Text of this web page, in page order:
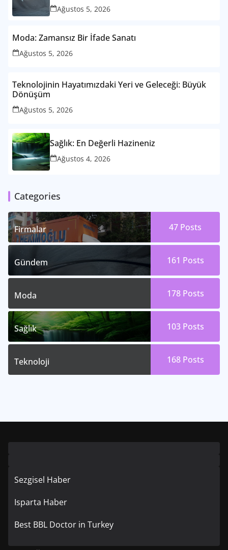
Ağustos 5, 2026
Moda: Zamansız Bir İfade Sanatı
Ağustos 5, 2026
Teknolojinin Hayatımızdaki Yeri ve Geleceği: Büyük
Dönüşüm
Ağustos 5, 2026
Sağlık: En Değerli Hazineniz
Ağustos 4, 2026
Categories
Firmalar 47 Posts
Gündem 161 Posts
Moda 178 Posts
Sağlık 103 Posts
Teknoloji 168 Posts
Sezgisel Haber
Isparta Haber
Best BBL Doctor in Turkey